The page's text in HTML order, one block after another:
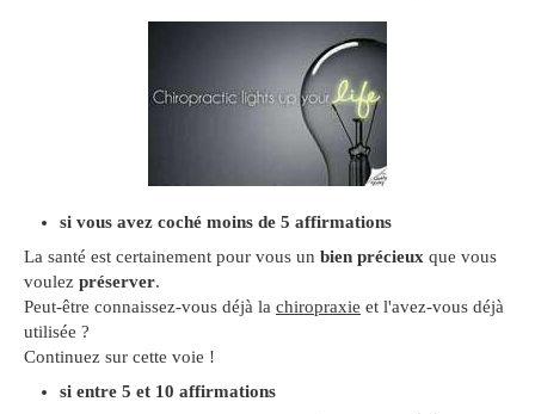
si vous avez coché moins de 5 affirmations
La santé est certainement pour vous un bien précieux que vous
voulez préserver.
Peut-être connaissez-vous déjà la chiropraxie et l'avez-vous déjà
utilisée ?
Continuez sur cette voie !
si entre 5 et 10 affirmations